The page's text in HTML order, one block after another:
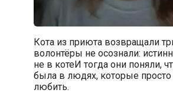
Кота из приюта возвращали
волонтёры не осознали:
не в котеИ тогда они поняли,
была в людях, которые
любить.